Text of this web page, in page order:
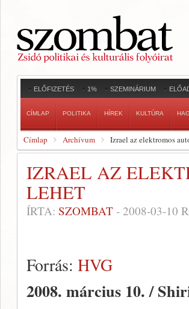
ELŐFIZETÉS 1% SZEMINÁRIUM
CÍMLAP POLITIKA HÍREK KULTÚRA
Címlap Archívum Izrael az elektromos
IZRAEL AZ
LEHET
ÍRTA: SZOMBAT - 2008-03-10
Forrás: HVG
2008. március 10. /